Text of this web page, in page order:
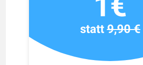
statt9,90 €